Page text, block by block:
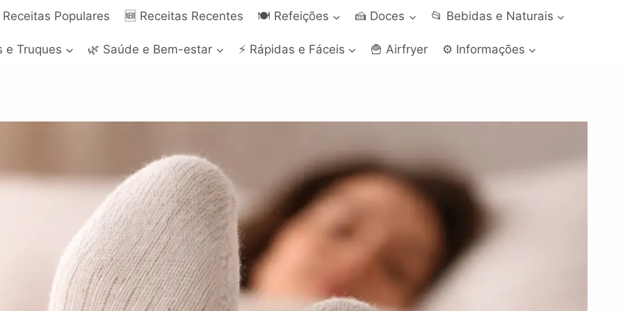
Receitas Populares 🆕 Receitas Recentes 🍽️ Refeições 🍰 Doces 📂 Bebidas e Naturais
e Truques 🌿 Saúde e Bem-estar ⚡ Rápidas e Fáceis 🍟 Airfryer ⚙️ Informações